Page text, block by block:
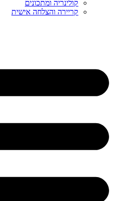
קולינריה ומתכונים
קריירה והצלחה אישית